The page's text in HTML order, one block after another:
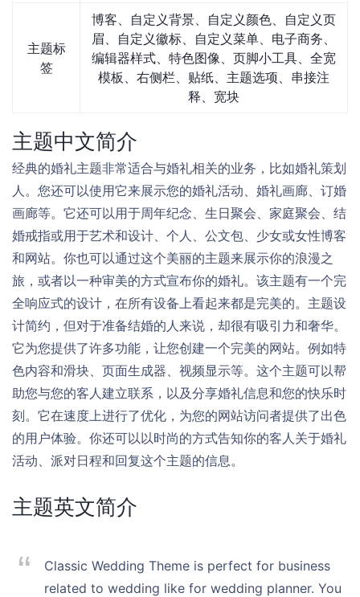
主题标
签
博客、自定义背景、自定义颜色、自定义页
眉、自定义徽标、自定义菜单、电子商务、
编辑器样式、特色图像、页脚小工具、全宽
模板、右侧栏、贴纸、主题选项、串接注
释、宽块
主题中文简介
经典的婚礼主题非常适合与婚礼相关的业务，比如婚礼策划
人。您还可以使用它来展示您的婚礼活动、婚礼画廊、订婚
画廊等。它还可以用于周年纪念、生日聚会、家庭聚会、结
婚戒指或用于艺术和设计、个人、公文包、少女或女性博客
和网站。你也可以通过这个美丽的主题来展示你的浪漫之
旅，或者以一种审美的方式宣布你的婚礼。该主题有一个完
全响应式的设计，在所有设备上看起来都是完美的。主题设
计简约，但对于准备结婚的人来说，却很有吸引力和奢华。
它为您提供了许多功能，让您创建一个完美的网站。例如特
色内容和滑块、页面生成器、视频显示等。这个主题可以帮
助您与您的客人建立联系，以及分享婚礼信息和您的快乐时
刻。它在速度上进行了优化，为您的网站访问者提供了出色
的用户体验。你还可以以时尚的方式告知你的客人关于婚礼
活动、派对日程和回复这个主题的信息。
主题英文简介
Classic Wedding Theme is perfect for business
related to wedding like for wedding planner. You